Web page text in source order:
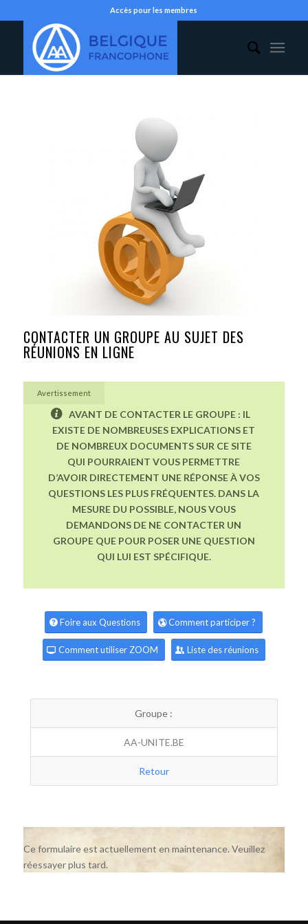
Accès pour les membres
CONTACTER UN GROUPE AU SUJET DES
RÉUNIONS EN LIGNE
Avertissement
AVANT DE CONTACTER LE GROUPE : IL
EXISTE DE NOMBREUSES EXPLICATIONS ET
DE NOMBREUX DOCUMENTS SUR CE SITE
QUI POURRAIENT VOUS PERMETTRE
D’AVOIR DIRECTEMENT UNE RÉPONSE À VOS
QUESTIONS LES PLUS FRÉQUENTES. DANS LA
MESURE DU POSSIBLE, NOUS VOUS
DEMANDONS DE NE CONTACTER UN
GROUPE QUE POUR POSER UNE QUESTION
QUI LUI EST SPÉCIFIQUE.
Foire aux Questions Comment participer ?
Comment utiliser ZOOM Liste des réunions
Groupe :
AA-UNITE.BE
Retour
Ce formulaire est actuellement en maintenance. Veuillez
réessayer plus tard.